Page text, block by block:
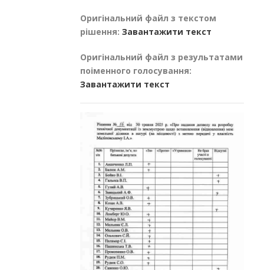
Оригінальний файл з текстом
рішення: Завантажити текст
Оригінальний файл з результатами
поіменного голосування:
Завантажити текст